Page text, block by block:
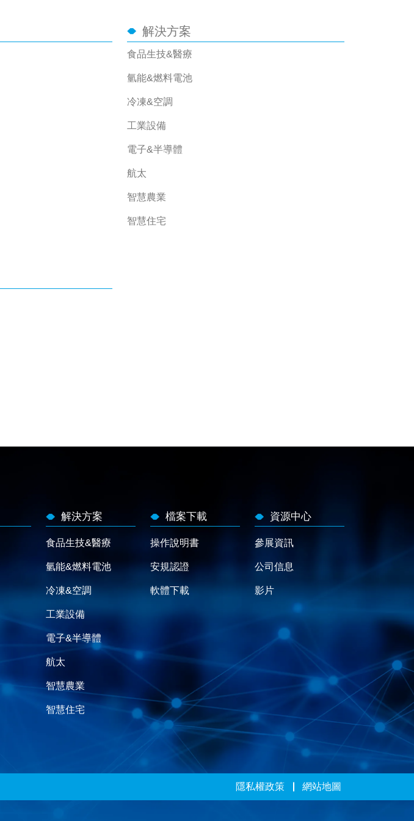
解決方案
食品生技&醫療
氫能&燃料電池
冷凍&空調
工業設備
電子&半導體
航太
智慧農業
智慧住宅
解決方案
食品生技&醫療
氫能&燃料電池
冷凍&空調
工業設備
電子&半導體
航太
智慧農業
智慧住宅
檔案下載
操作說明書
安規認證
軟體下載
資源中心
參展資訊
公司信息
影片
隱私權政策 網站地圖